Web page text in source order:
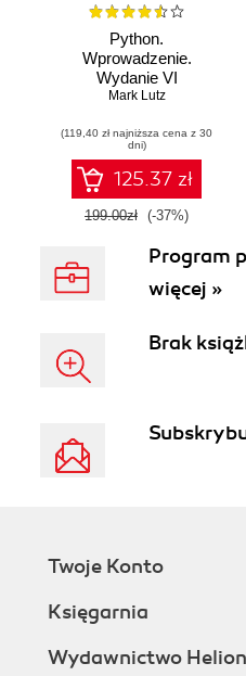
Python.
Wprowadzenie.
Wydanie VI
Mark Lutz
(119,40 zł najniższa cena z 30
dni)
125.37 zł
199.00zł (-37%)
Program
więcej »
Brak
Twoje Konto
Księgarnia
Wydawnictwo Helion